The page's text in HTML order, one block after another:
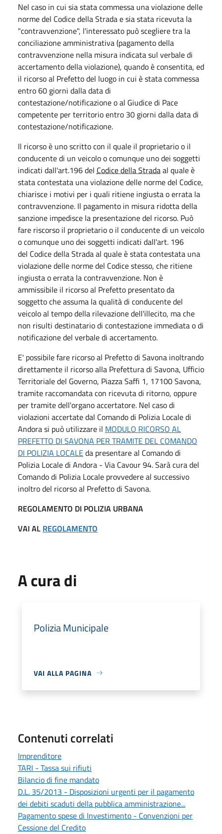
Nel caso in cui sia stata commessa una violazione delle
norme del Codice della Strada e sia stata ricevuta la
"contravvenzione", l'interessato può scegliere tra la
conciliazione amministrativa (pagamento della
contravvenzione nella misura indicata sul verbale di
accertamento della violazione), quando è consentita, ed
il ricorso al Prefetto del luogo in cui è stata commessa
entro 60 giorni dalla data di
contestazione/notificazione o al Giudice di Pace
competente per territorio entro 30 giorni dalla data di
contestazione/notificazione.
Il ricorso è uno scritto con il quale il proprietario o il
conducente di un veicolo o comunque uno dei soggetti
indicati dall'art.196 del Codice della Stradaal quale è
stata contestata una violazione delle norme del Codice,
chiarisce i motivi per i quali ritiene ingiusta o errata la
contravvenzione. Il pagamento in misura ridotta della
sanzione impedisce la presentazione del ricorso. Può
fare riscorso il proprietario o il conducente di un veicolo
o comunque uno dei soggetti indicati dall'art. 196
del Codice della Stradaal quale è stata contestata una
violazione delle norme del Codice stesso, che ritiene
ingiusta o errata la contravvenzione. Non è
ammissibile il ricorso al Prefetto presentato da
soggetto che assuma la qualità di conducente del
veicolo al tempo della rilevazione dell'illecito, ma che
non risulti destinatario di contestazione immediata o di
notificazione del verbale di accertamento.
E' possibile fare ricorso al Prefetto di Savona inoltrando
direttamente il ricorso alla Prefettura di Savona, Ufficio
Territoriale del Governo, Piazza Saffi 1, 17100 Savona,
tramite raccomandata con ricevuta di ritorno, oppure
per tramite dell'organo accertatore. Nel caso di
violazioni accertate dal Comando di Polizia Locale di
Andora si può utilizzare il MODULO RICORSO AL
PREFETTO DI SAVONA PER TRAMITE DEL COMANDO
DI POLIZIA LOCALEda presentare al Comando di
Polizia Locale di Andora - Via Cavour 94. Sarà cura del
Comando di Polizia Locale provvedere al successivo
inoltro del ricorso al Prefetto di Savona.
REGOLAMENTO DI POLIZIA URBANA
VAI AL REGOLAMENTO
A cura di
Polizia Municipale
VAI ALLA PAGINA
Contenuti correlati
Imprenditore
TARI - Tassa sui rifiuti
Bilancio di fine mandato
D.L. 35/2013 - Disposizioni urgenti per il pagamento
dei debiti scaduti della pubblica amministrazione...
Pagamento spese di Investimento - Convenzioni per
Cessione del Credito